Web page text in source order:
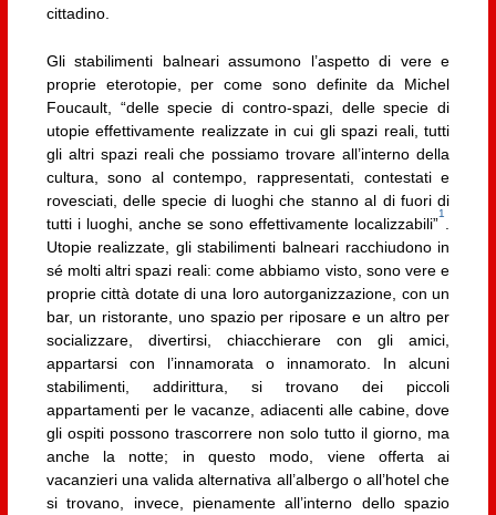
cittadino.
Gli stabilimenti balneari assumono l’aspetto di vere e
proprie eterotopie, per come sono definite da Michel
Foucault, “delle specie di contro-spazi, delle specie di
utopie effettivamente realizzate in cui gli spazi reali, tutti
gli altri spazi reali che possiamo trovare all’interno della
cultura, sono al contempo, rappresentati, contestati e
rovesciati, delle specie di luoghi che stanno al di fuori di
tutti i luoghi, anche se sono effettivamente localizzabili”
1
Utopie realizzate, gli stabilimenti balneari racchiudono in
sé molti altri spazi reali: come abbiamo visto, sono vere e
proprie città dotate di una loro autorganizzazione, con un
bar, un ristorante, uno spazio per riposare e un altro per
socializzare, divertirsi, chiacchierare con gli amici,
appartarsi con l’innamorata o innamorato. In alcuni
stabilimenti, addirittura, si trovano dei piccoli
appartamenti per le vacanze, adiacenti alle cabine, dove
gli ospiti possono trascorrere non solo tutto il giorno, ma
anche la notte; in questo modo, viene offerta ai
vacanzieri una valida alternativa all’albergo o all’hotel che
si trovano, invece, pienamente all’interno dello spazio